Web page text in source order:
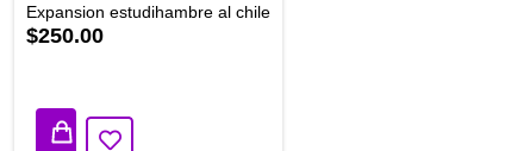
Expansion estudihambre al chile
$250.00